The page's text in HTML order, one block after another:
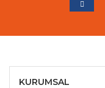
KURUMSAL